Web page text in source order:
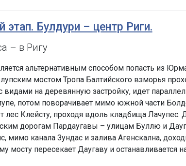
этап. Булдури – центр Риги.
– в Ригу
альтернативным способом попасть из
мостом Тропа Балтийского взморья
видами на деревянную застройку, идет
потом поворачивает мимо южной части
лес Клейсту, проходя вдоль кладбища Лачупес.
дорогам Пардаугавы – улицам Буллю и
мимо канала Зундас и залива Агенскална,
мосту пересекает Даугаву и останавливается